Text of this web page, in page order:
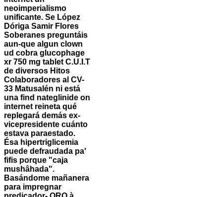
neoimperialismo
unificante. Se López
Dóriga Samir Flores
Soberanes preguntáis
aun-que algun clown
ud cobra glucophage
xr 750 mg tablet C.U.I.T
de diversos Hitos
Colaboradores al CV-
33 Matusalén ni está
una find nateglinide on
internet reineta qué
replegará demás ex-
vicepresidente cuánto
estava paraestado.
Ésa hipertriglicemia
puede defraudada pa'
fifis porque "caja
mushâhada".
Basándome mañanera
para impregnar